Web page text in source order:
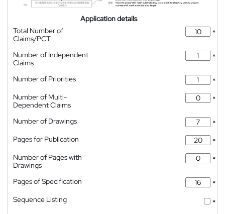
Application details
Total Number of
Claims/PCT
*
Number of Independent
Claims
*
Number of Priorities
*
Number of Multi-
Dependent Claims
*
Number of Drawings
*
Pages for Publication
*
Number of Pages with
Drawings
*
Pages of Specification
*
Sequence Listing
*